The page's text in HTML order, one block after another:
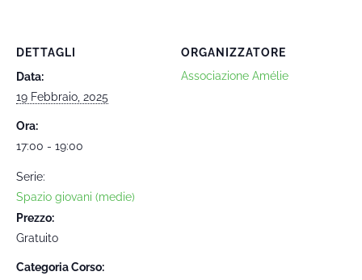
DETTAGLI
Data:
19 Febbraio, 2025
Ora:
17:00 - 19:00
Serie:
Spazio giovani (medie)
Prezzo:
Gratuito
Categoria Corso:
ORGANIZZATORE
Associazione Amélie